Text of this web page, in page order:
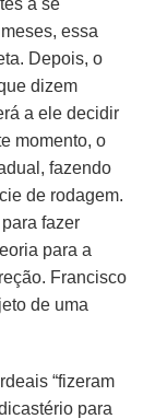
essa
Depois, o
dizem
a ele decidir
momento, o
fazendo
de rodagem.
fazer
para a
Francisco
de uma
“fizeram
para